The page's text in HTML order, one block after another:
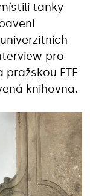
tanky
pro
ETF
knihovna.